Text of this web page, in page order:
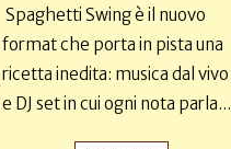
Spaghetti Swing è il nuovo
format che porta in pista una
ricetta inedita: musica dal vivo
e DJ set in cui ogni nota parla...